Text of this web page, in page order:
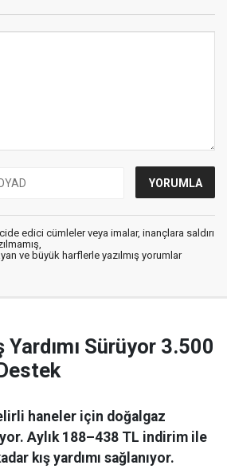
edici cümleler veya imalar, inançlara saldırı
ve büyük harflerle yazılmış yorumlar
Yardımı Sürüyor 3.500
haneler için doğalgaz
Aylık 188–438 TL indirim ile
kış yardımı sağlanıyor.